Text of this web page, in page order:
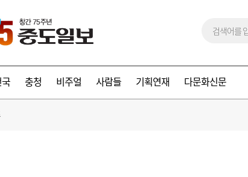
충청 비주얼 사람들 기획연재 다문화신문